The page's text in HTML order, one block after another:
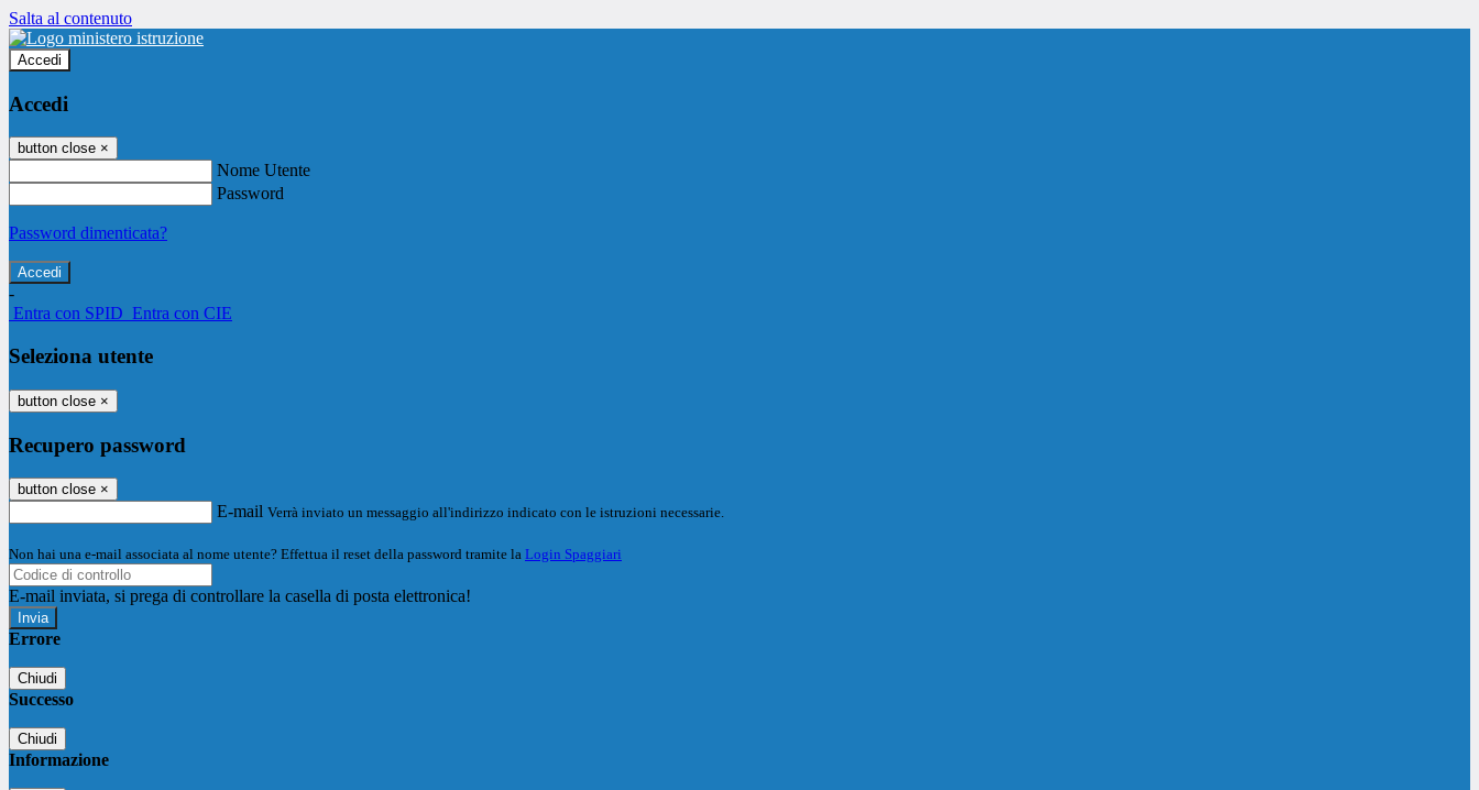
Salta al contenuto
Accedi
Accedi
button close ×
Nome Utente
Password
Password dimenticata?
-
Entra con SPID Entra con CIE
Seleziona utente
button close ×
Recupero password
button close ×
E-mail Verrà inviato un messaggio all'indirizzo indicato con le istruzioni necessarie.
Non hai una e-mail associata al nome utente? Effettua il reset della password tramite la Login Spaggiari
E-mail inviata, si prega di controllare la casella di posta elettronica!
Errore
Chiudi
Successo
Chiudi
Informazione